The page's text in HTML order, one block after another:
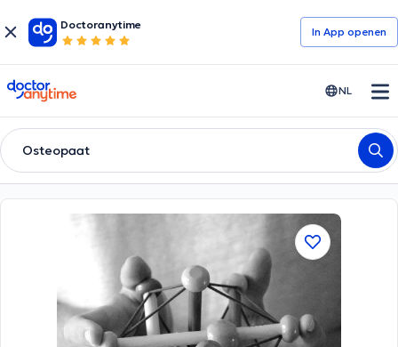
Doctoranytime
In App openen
doctoranytime NL
Osteopaat